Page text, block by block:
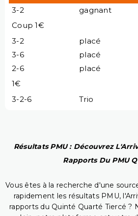
3-2
gagnant
Coup 1€
3-2
placé
3-6
placé
2-6
placé
1€
3-2-6
Trio
Résultats PMU : Découvrez
Rapports Du PMU
Vous êtes à la recherche d'une
rapidement les résultats PMU,
rapports du Quinté Quarté Tiercé ?